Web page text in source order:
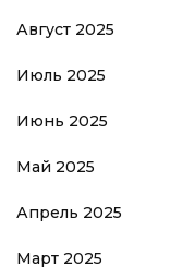
Август 2025
Июль 2025
Июнь 2025
Май 2025
Апрель 2025
Март 2025